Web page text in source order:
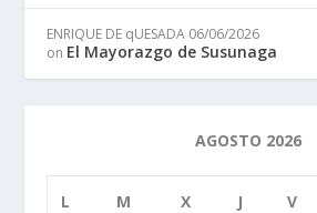
ENRIQUE DE qUESADA 06/06/2026
on El Mayorazgo de Susunaga
AGOSTO 2026
L M X J V